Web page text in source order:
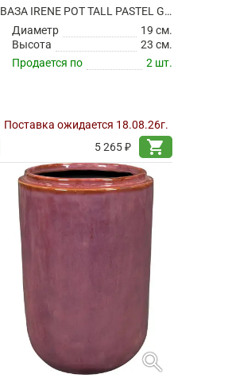
ВАЗА IRENE POT TALL PASTEL GREEN
Диаметр
19 см.
Высота
23 см.
Продается по
2 шт.
Поставка ожидается 18.08.26г.
5 265 ₽
shopping_cart
search